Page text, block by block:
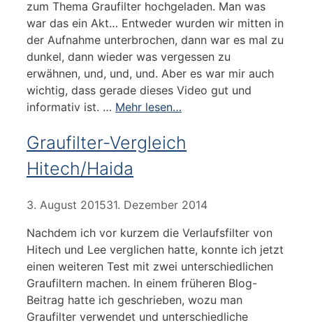
zum Thema Graufilter hochgeladen. Man was
war das ein Akt… Entweder wurden wir mitten in
der Aufnahme unterbrochen, dann war es mal zu
dunkel, dann wieder was vergessen zu
erwähnen, und, und, und. Aber es war mir auch
wichtig, dass gerade dieses Video gut und
informativ ist. … Mehr lesen…
Graufilter-Vergleich
Hitech/Haida
3. August 201531. Dezember 2014
Nachdem ich vor kurzem die Verlaufsfilter von
Hitech und Lee verglichen hatte, konnte ich jetzt
einen weiteren Test mit zwei unterschiedlichen
Graufiltern machen. In einem früheren Blog-
Beitrag hatte ich geschrieben, wozu man
Graufilter verwendet und unterschiedliche